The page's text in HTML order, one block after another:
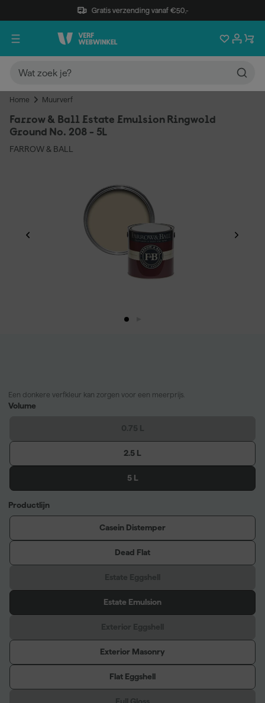
Gratis verzending vanaf €50,-
Home Muurverf
Farrow & Ball Estate Emulsion Ringwold
Ground No. 208 - 5L
FARROW & BALL
Een donkere verfkleur kan zorgen voor een meerprijs.
Volume
2.5 L
5 L
Productlijn
Casein Distemper
Dead Flat
Estate Emulsion
Exterior Masonry
Flat Eggshell